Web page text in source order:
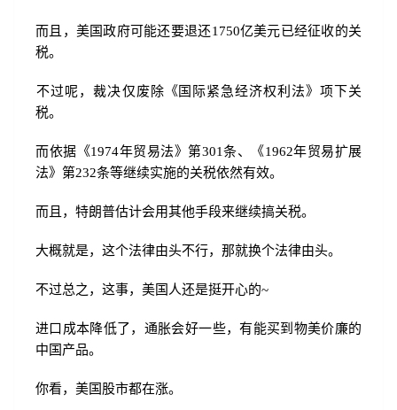
而且，美国政府可能还要退还1750亿美元已经征收的关
税。
‌不过呢，裁决‌仅废除《国际紧急经济权利法》项下关
税‌。
而依据《1974年贸易法》第301条、《1962年贸易扩展
法》第232条等继续实施的关税‌依然有效‌。
而且，特朗普估计会用其他手段来继续搞关税。
大概就是，这个法律由头不行，那就换个法律由头。
不过总之，这事，美国人还是挺开心的~
进口成本降低了，通胀会好一些，有能买到物美价廉的
中国产品。
你看，美国股市都在涨。